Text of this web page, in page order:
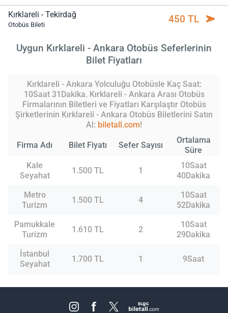
Kırklareli - Tekirdağ
Otobüs Bileti 450 TL
Uygun Kırklareli - Ankara Otobüs Seferlerinin
Bilet Fiyatları
Kırklareli - Ankara Yolculuğu Otobüsle Kaç Saat:
10Saat 31Dakika. Kırklareli - Ankara Arası Otobüs
Firmalarının Biletleri ve Fiyatları Karşılaştır Otobüs
Şirketlerinin Kırklareli - Ankara Otobüs Biletlerini Satın
Al: biletall.com!
Firma Adı Bilet Fiyatı Sefer Sayısı
Ortalama
Süre
Kale
Seyahat
1.500 TL 1
10Saat
40Dakika
Metro
Turizm
1.500 TL 4
10Saat
52Dakika
Pamukkale
Turizm
1.610 TL 2
10Saat
29Dakika
İstanbul
Seyahat
1.700 TL 1 9Saat